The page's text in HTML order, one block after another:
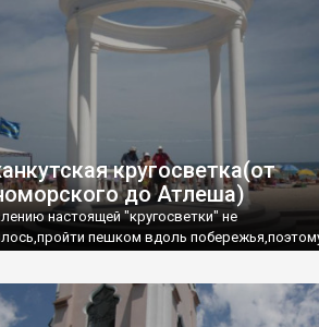
кругосветка(от
до Атлеша)
настоящей "кругосветки" не
пешком вдоль